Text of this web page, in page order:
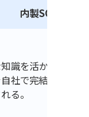
内製SOC
識を活かした監
社で完結できる。
る。